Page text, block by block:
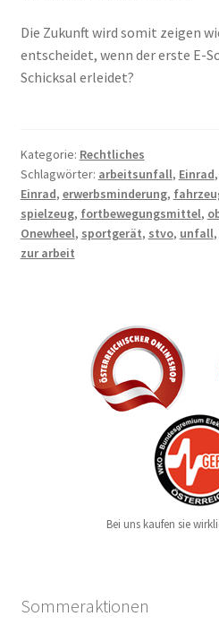
Die Zukunft wird somit zeigen
entscheidet, wenn der erste E-
Schicksal erleidet?
Kategorie: Rechtliches
Schlagwörter: arbeitsunfall, Einrad,
Einrad, erwerbsminderung,
spielzeug, fortbewegungsmittel,
Onewheel, sportgerät, stvo, unfall,
zur arbeit
Bei uns kaufen sie
Sommeraktionen